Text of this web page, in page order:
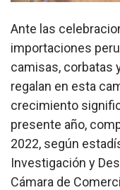
Ante las
importaciones
camisas, corbatas
regalan en esta
crecimiento
presente año,
2022, según
Investigación y
Cámara de